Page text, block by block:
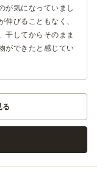
が気になっていまし
伸びることもなく、
干してからそのまま
ができたと感じてい
る